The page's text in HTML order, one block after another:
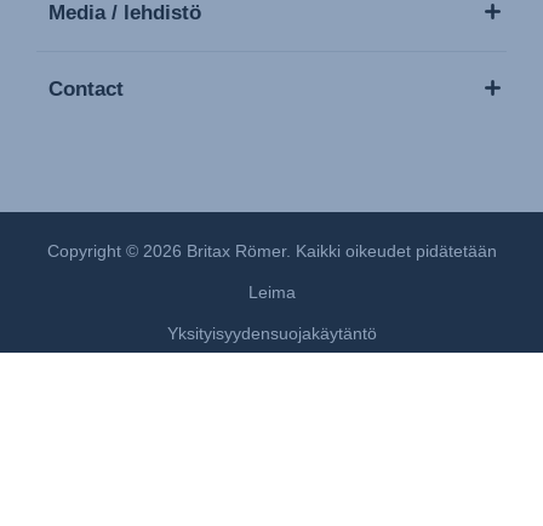
Media / lehdistö
Contact
Copyright © 2026 Britax Römer. Kaikki oikeudet pidätetään
Leima
Yksityisyydensuojakäytäntö